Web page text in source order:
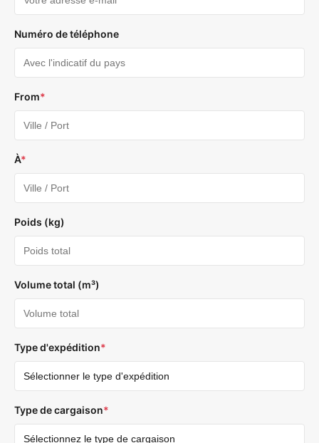
Numéro de téléphone
From*
À*
Poids (kg)
Volume total (m³)
Type d'expédition*
Type de cargaison*